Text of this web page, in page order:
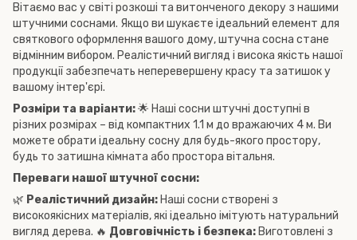
Вітаємо вас у світі розкоші та витонченого декору з нашими
штучними соснами. Якщо ви шукаєте ідеальний елемент для
святкового оформлення вашого дому, штучна сосна стане
відмінним вибором. Реалістичний вигляд і висока якість нашої
продукції забезпечать неперевершену красу та затишок у
вашому інтер'єрі.
Розміри та варіанти:🌟 Наші сосни штучні доступні в
різних розмірах – від компактних 1.1 м до вражаючих 4 м. Ви
можете обрати ідеальну сосну для будь-якого простору,
будь то затишна кімната або простора вітальня.
Переваги нашої штучної сосни:
🌿 Реалістичний дизайн: Наші сосни створені з
високоякісних матеріалів, які ідеально імітують натуральний
вигляд дерева. 🔥 Довговічність і безпека: Виготовлені з